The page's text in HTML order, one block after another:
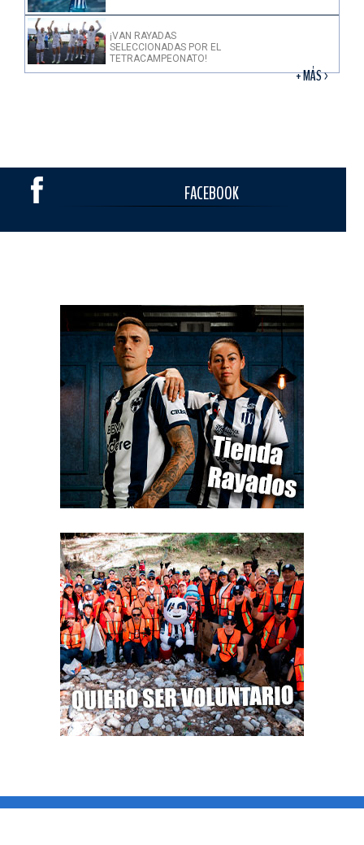
¡VAN RAYADAS
SELECCIONADAS POR EL
TETRACAMPEONATO!
+ MÁS >
FACEBOOK